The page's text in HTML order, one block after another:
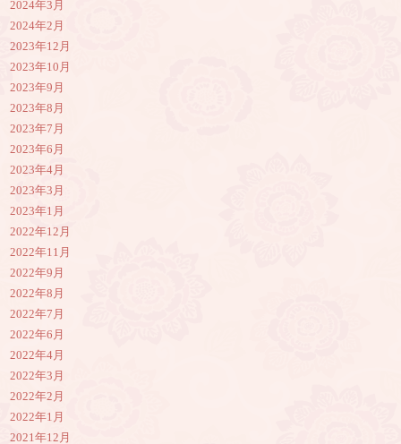
2024年3月
2024年2月
2023年12月
2023年10月
2023年9月
2023年8月
2023年7月
2023年6月
2023年4月
2023年3月
2023年1月
2022年12月
2022年11月
2022年9月
2022年8月
2022年7月
2022年6月
2022年4月
2022年3月
2022年2月
2022年1月
2021年12月